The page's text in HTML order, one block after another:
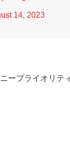
14, 2023
ープライオリテ